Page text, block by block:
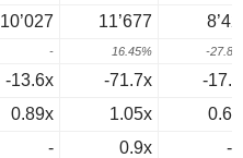
10’027 11’677
- 16.45% -
-13.6x -71.7x
-
0.89x 1.05x
- 0.9x
-